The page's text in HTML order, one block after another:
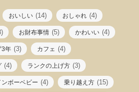
おいしい (14) おしゃれ (4)
お財布事情 (5) かわいい (4)
3年 (3) カフェ (4)
(4) ランクの上げ方 (3)
ンボーベビー (4) 乗り越え方 (15)